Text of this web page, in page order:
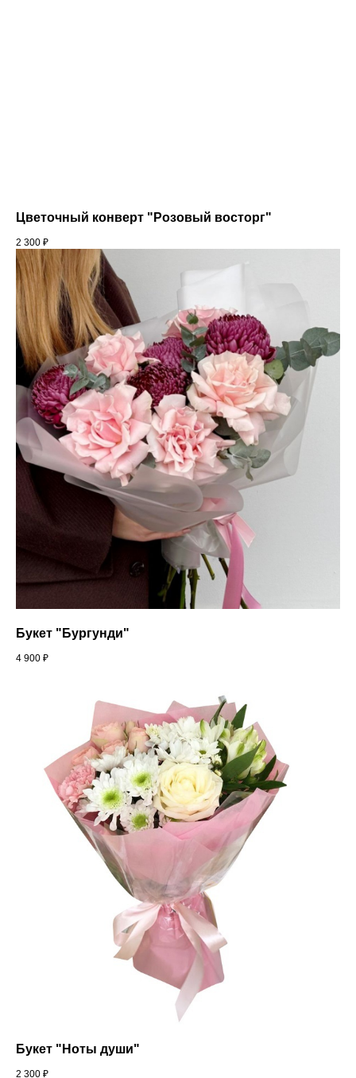
Цветочный конверт "Розовый восторг"
2 300 ₽
Букет "Бургунди"
4 900 ₽
Букет "Ноты души"
2 300 ₽